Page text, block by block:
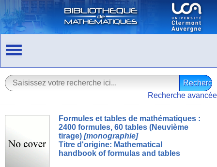
Recherche avancée
Formules et tables de mathématiques :
2400 formules, 60 tables (Neuvième
tirage) [monographie]
Titre d'origine: Mathematical
handbook of formulas and tables